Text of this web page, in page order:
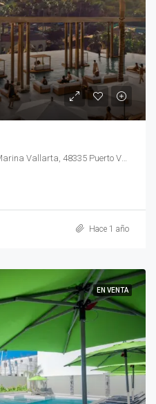
Av Paseo de la Marina Nte 620, Marina Vallarta, 48335 Puerto Vallarta, Jal., México
Hace 1 año
EN VENTA